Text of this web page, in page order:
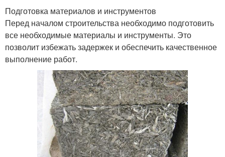
Подготовка материалов и инструментов
Перед началом строительства необходимо подготовить
все необходимые материалы и инструменты. Это
позволит избежать задержек и обеспечить качественное
выполнение работ.